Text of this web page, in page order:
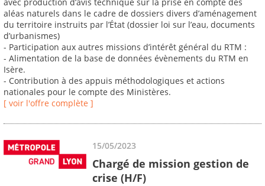
aléas naturels dans le cadre de dossiers divers d’aménagement
du territoire instruits par l’État (dossier loi sur l’eau, documents
d’urbanismes)
- Participation aux autres missions d’intérêt général du RTM :
- Alimentation de la base de données évènements du RTM en
Isère.
- Contribution à des appuis méthodologiques et actions
nationales pour le compte des Ministères.
[ voir l'offre complète ]
15/05/2023
Chargé de mission gestion de
crise (H/F)